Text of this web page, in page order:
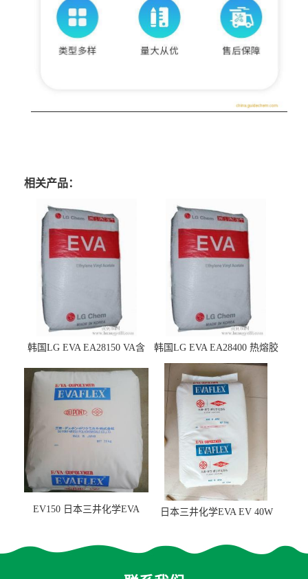
相关产品：
韩国LG EVA EA28150 VA含
韩国LG EVA EA28400 热熔胶
级 VA含量28 熔指400
EV150 日本三井化学EVA
日本三井化学EVA EV 40W